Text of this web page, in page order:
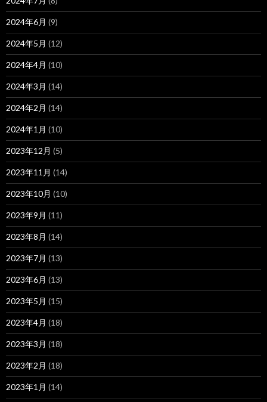
2024年6月 (9)
2024年5月 (12)
2024年4月 (10)
2024年3月 (14)
2024年2月 (14)
2024年1月 (10)
2023年12月 (5)
2023年11月 (14)
2023年10月 (10)
2023年9月 (11)
2023年8月 (14)
2023年7月 (13)
2023年6月 (13)
2023年5月 (15)
2023年4月 (18)
2023年3月 (18)
2023年2月 (18)
2023年1月 (14)